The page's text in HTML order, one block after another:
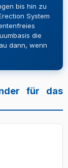
bis hin zu
System
die
dann, wenn
für das